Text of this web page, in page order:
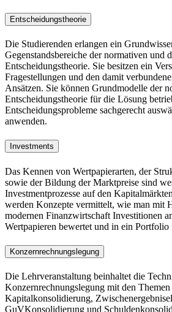
Entscheidungstheorie
Die Studierenden erlangen ein
Gegenstandsbereiche der normativen und
Entscheidungstheorie. Sie besitzen ein
Fragestellungen und den damit
Ansätzen. Sie können Grundmodelle der
Entscheidungstheorie für die Lösung
Entscheidungsprobleme sachgerecht
anwenden.
Investments
Das Kennen von Wertpapierarten, der
sowie der Bildung der Marktpreise sind
Investmentprozesse auf den
werden Konzepte vermittelt, wie man mit
modernen Finanzwirtschaft Investitionen
Wertpapieren bewertet und in ein Portfolio
Konzernrechnungslegung
Die Lehrveranstaltung beinhaltet die
Konzernrechnungslegung mit den
Kapitalkonsolidierung,
GuVKonsolidierung und